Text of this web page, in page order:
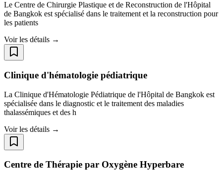
Le Centre de Chirurgie Plastique et de Reconstruction de l'Hôpital
de Bangkok est spécialisé dans le traitement et la reconstruction pour
les patients
Voir les détails →
Clinique d'hématologie pédiatrique
La Clinique d'Hématologie Pédiatrique de l'Hôpital de Bangkok est
spécialisée dans le diagnostic et le traitement des maladies
thalassémiques et des h
Voir les détails →
Centre de Thérapie par Oxygène Hyperbare